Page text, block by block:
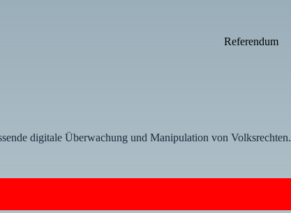
Referendum
digitale Überwachung und Manipulation von Volksrechten.